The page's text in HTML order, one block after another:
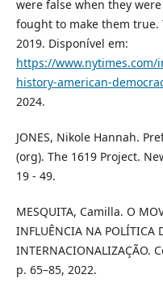
were false when they
fought to make them true.
2019. Disponível em:
https://www.nytimes.com/
history-american-
2024.
JONES, Nikole Hannah.
(org). The 1619 Project.
19 - 49.
MESQUITA, Camilla. O
INFLUÊNCIA NA POLÍTICA
INTERNACIONALIZAÇÃO.
p. 65–85, 2022.